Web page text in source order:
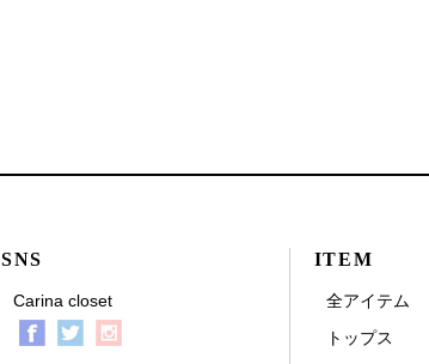
SNS
Carina closet
ITEM
全アイテム
トップス